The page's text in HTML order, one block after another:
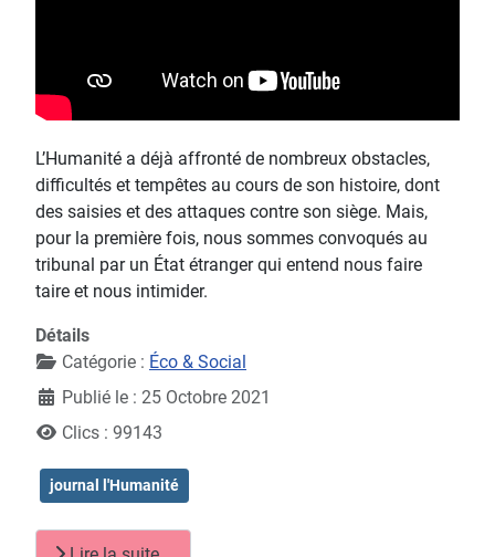
L’Humanité a déjà affronté de nombreux obstacles,
difficultés et tempêtes au cours de son histoire, dont
des saisies et des attaques contre son siège. Mais,
pour la première fois, nous sommes convoqués au
tribunal par un État étranger qui entend nous faire
taire et nous intimider.
Détails
Catégorie : Éco & Social
Publié le : 25 Octobre 2021
Clics : 99143
journal l'Humanité